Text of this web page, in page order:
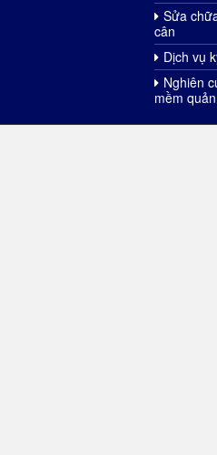
Sửa
cân
Dịch vụ
Nghiên
mềm